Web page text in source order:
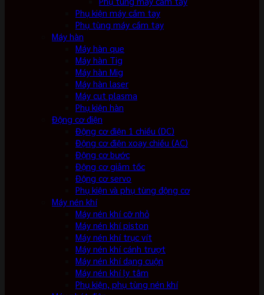
Phụ kiện máy cầm tay
Phụ tùng máy cầm tay
Máy hàn
Máy hàn que
Máy hàn Tig
Máy hàn Mig
Máy hàn laser
Máy cut plasma
Phụ kiện hàn
Động cơ điện
Động cơ điện 1 chiều (DC)
Động cơ điện xoay chiều (AC)
Động cơ bước
Động cơ giảm tốc
Động cơ servo
Phụ kiện và phụ tùng động cơ
Máy nén khí
Máy nén khí cỡ nhỏ
Máy nén khí piston
Máy nén khí trục vít
Máy nén khí cánh trượt
Máy nén khí dạng cuộn
Máy nén khí ly tâm
Phụ kiện, phụ tùng nén khí